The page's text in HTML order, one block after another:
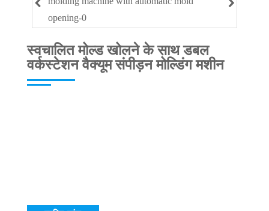
स्वचालित मोल्ड खोलने के साथ डबल
वर्कस्टेशन वैक्यूम संपीड़न मोल्डिंग मशीन